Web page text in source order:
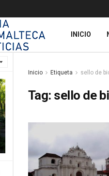
INICIO
Inicio Etiqueta sello de
Tag: sello de